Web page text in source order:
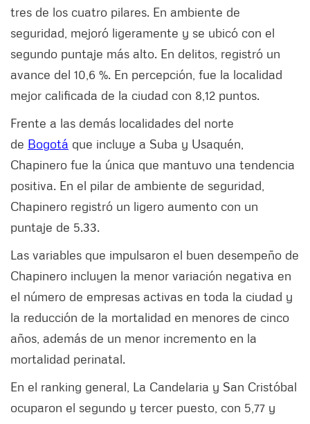
tres de los cuatro pilares. En ambiente de
seguridad, mejoró ligeramente y se ubicó con el
segundo puntaje más alto. En delitos, registró un
avance del 10,6 %. En percepción, fue la localidad
mejor calificada de la ciudad con 8,12 puntos.
Frente a las demás localidades del norte
de Bogotá que incluye a Suba y Usaquén,
Chapinero fue la única que mantuvo una tendencia
positiva. En el pilar de ambiente de seguridad,
Chapinero registró un ligero aumento con un
puntaje de 5.33.
Las variables que impulsaron el buen desempeño de
Chapinero incluyen la menor variación negativa en
el número de empresas activas en toda la ciudad y
la reducción de la mortalidad en menores de cinco
años, además de un menor incremento en la
mortalidad perinatal.
En el ranking general, La Candelaria y San Cristóbal
ocuparon el segundo y tercer puesto, con 5,77 y